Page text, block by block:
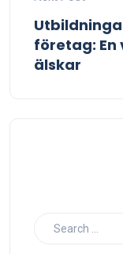
företag:
älskar